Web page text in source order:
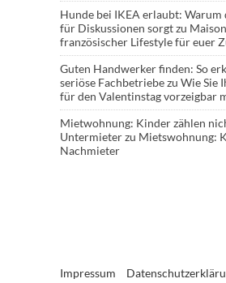
Hunde bei IKEA erlaubt: Warum
für Diskussionen sorgtzu
französischer Lifestyle für euer
Guten Handwerker finden: So
seriöse Fachbetriebezu Wie Sie
für den Valentinstag vorzeigbar
Mietwohnung: Kinder zählen
Untermieterzu Mietswohnung:
Nachmieter
Impressum